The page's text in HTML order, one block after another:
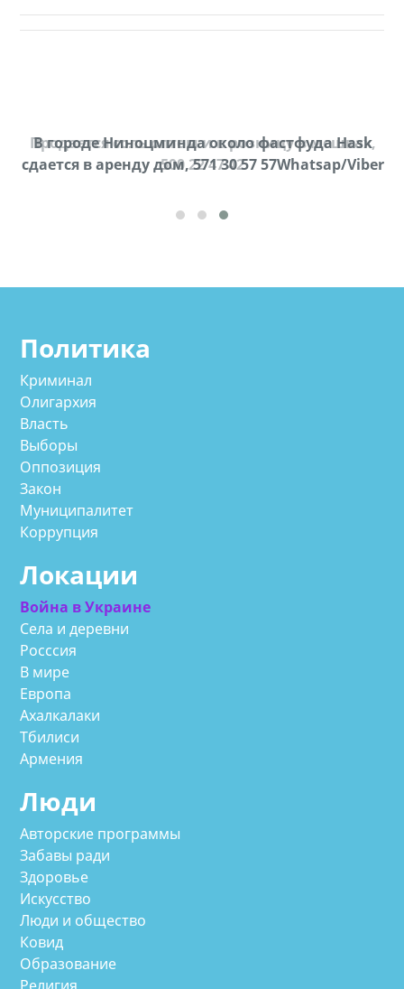
Продается соль оптом и в розницу в мешках,
500 22 47 42
В городе Ниноцминда около фастфуда Hask
cдается в аренду дом, 571 30 57 57Whatsap/Viber
Политика
Криминал
Олигархия
Власть
Выборы
Оппозиция
Закон
Муниципалитет
Коррупция
Локации
Война в Украине
Села и деревни
Росссия
В мире
Европа
Ахалкалаки
Тбилиси
Армения
Люди
Авторские программы
Забавы ради
Здоровье
Искусство
Люди и общество
Ковид
Образование